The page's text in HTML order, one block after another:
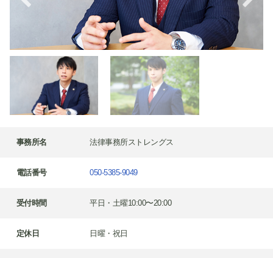
事務所名 法律事務所ストレングス
電話番号 050-5385-9049
受付時間 平日・土曜10:00〜20:00
定休日 日曜・祝日